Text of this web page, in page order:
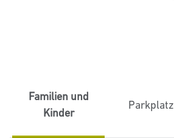
Familien und
Kinder
Parkplatz